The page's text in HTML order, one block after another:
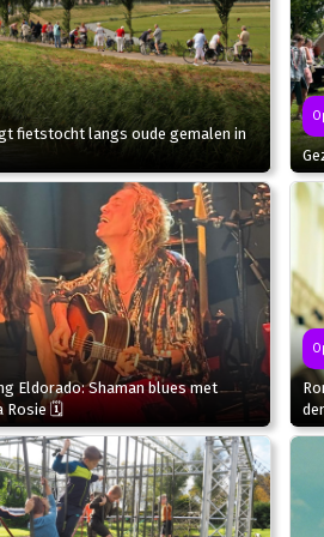
fietstocht langs oude gemalen in
Eldorado: Shaman blues met
Rosie 🗓